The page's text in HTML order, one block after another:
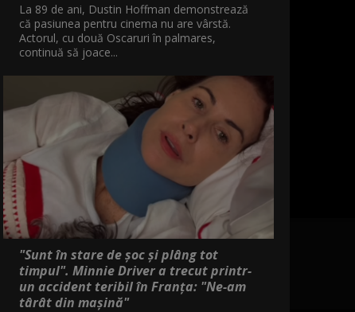
La 89 de ani, Dustin Hoffman demonstrează
că pasiunea pentru cinema nu are vârstă.
Actorul, cu două Oscaruri în palmares,
continuă să joace...
"Sunt în stare de șoc și plâng tot
timpul". Minnie Driver a trecut printr-
un accident teribil în Franța: "Ne-am
târât din mașină"